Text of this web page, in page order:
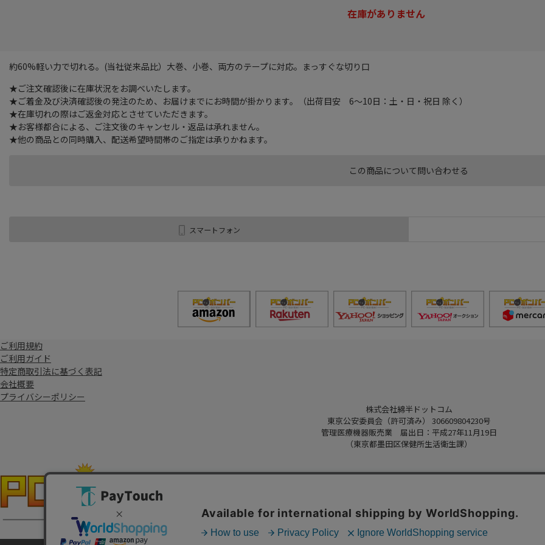
この商品について問い合わせる
在庫がありません
約60%軽い力で切れる。(当社従来品比）大巻、小巻、両方のテープに対応。まっすぐな切り口
★ご注文確認後に在庫状況をお調べいたします。
★ご着金及び決済確認後の発注のため、お届けまでにお時間が掛かります。（出荷目安 6～10日：土・日・祝日 除く）
★在庫切れの際はご返金対応とさせていただきます。
★お客様都合による、ご注文後のキャンセル・返品は承れません。
★他の商品との同時購入、配送希望時間帯のご指定は承りかねます。
スマートフォン
ご利用規約
ご利用ガイド
特定商取引法に基づく表記
会社概要
プライバシーポリシー
株式会社綿半ドットコム
東京公安委員会（許可済み） 306609804230号
管理医療機器販売業 届出日：平成27年11月19日
（東京都墨田区保健所生活衛生課）
Copyright 2022Watahan.com Co., Ltd.